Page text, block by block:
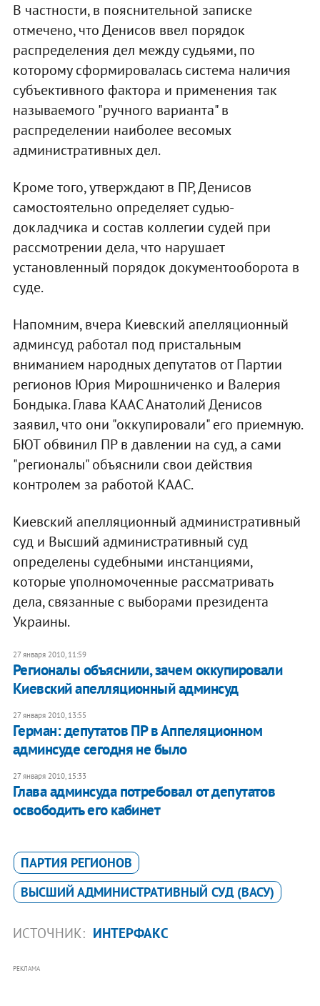
В частности, в пояснительной записке
отмечено, что Денисов ввел порядок
распределения дел между судьями, по
которому сформировалась система наличия
субъективного фактора и применения так
называемого "ручного варианта" в
распределении наиболее весомых
административных дел.
Кроме того, утверждают в ПР, Денисов
самостоятельно определяет судью-
докладчика и состав коллегии судей при
рассмотрении дела, что нарушает
установленный порядок документооборота в
суде.
Напомним, вчера Киевский апелляционный
админсуд работал под пристальным
вниманием народных депутатов от Партии
регионов Юрия Мирошниченко и Валерия
Бондыка. Глава КААС Анатолий Денисов
заявил, что они "оккупировали" его приемную.
БЮТ обвинил ПР в давлении на суд, а сами
"регионалы" объяснили свои действия
контролем за работой КААС.
Киевский апелляционный административный
суд и Высший административный суд
определены судебными инстанциями,
которые уполномоченные рассматривать
дела, связанные с выборами президента
Украины.
27 января 2010, 11:59
Регионалы объяснили, зачем оккупировали
Киевский апелляционный админсуд
27 января 2010, 13:55
Герман: депутатов ПР в Аппеляционном
админсуде сегодня не было
27 января 2010, 15:33
Глава админсуда потребовал от депутатов
освободить его кабинет
ПАРТИЯ РЕГИОНОВ
ВЫСШИЙ АДМИНИСТРАТИВНЫЙ СУД (ВАСУ)
ИСТОЧНИК: ИНТЕРФАКС
РЕКЛАМА